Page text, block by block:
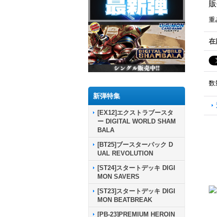
新弾特集
[EX12]エクストラブースタ
ー DIGITAL WORLD SHAM
BALA
[BT25]ブースターパック D
UAL REVOLUTION
[ST24]スタートデッキ DIGI
MON SAVERS
[ST23]スタートデッキ DIGI
MON BEATBREAK
[PB-23]PREMIUM HEROIN
重
在
数